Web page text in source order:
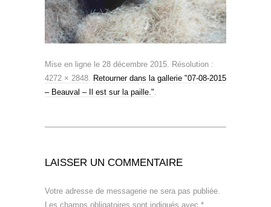
Mise en ligne le 28 décembre 2015 . Résolution :
4272 × 2848
Retourner dans la gallerie "07-08-2015
– Beauval – Il est sur la paille."
LAISSER UN COMMENTAIRE
Votre adresse de messagerie ne sera pas publiée.
Les champs obligatoires sont indiqués avec *